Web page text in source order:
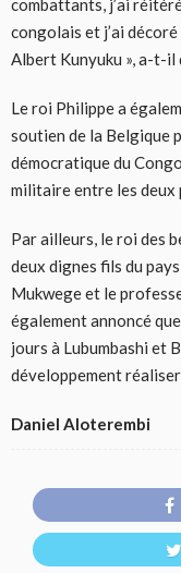
combattants, j’ai
congolais et j’ai
Albert Kunyuku », a-t-il
Le roi Philippe a
soutien de la Belgique
démocratique du
militaire entre les deux
Par ailleurs, le roi des
deux dignes fils du
Mukwege et le
également annoncé
jours à Lubumbashi et
développement
Daniel Aloterembi